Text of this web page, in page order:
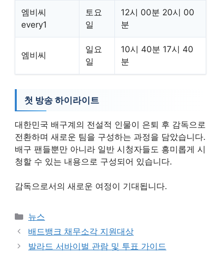
엠비씨
every1
토요
일
12시 00분 20시 00
분
엠비씨
일요
일
10시 40분 17시 40
분
첫 방송 하이라이트
대한민국 배구계의 전설적 인물이 은퇴 후 감독으로
전환하며 새로운 팀을 구성하는 과정을 담았습니다.
배구 팬들뿐만 아니라 일반 시청자들도 흥미롭게 시
청할 수 있는 내용으로 구성되어 있습니다.
감독으로서의 새로운 여정이 기대됩니다.
카
테
리
뉴스
배드뱅크 채무소각 지원대상
발라드 서바이벌 관람 및 투표 가이드